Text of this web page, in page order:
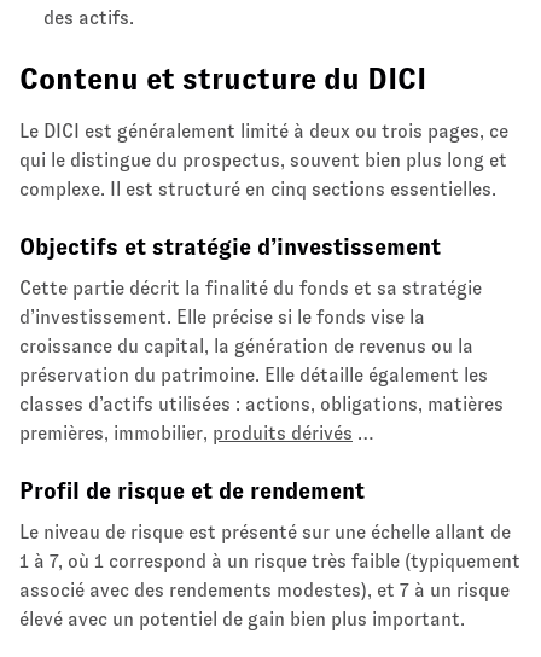
des actifs.
Contenu et structure du DICI
Le DICI est généralement limité à deux ou trois pages, ce
qui le distingue du prospectus, souvent bien plus long et
complexe. Il est structuré en cinq sections essentielles.
Objectifs et stratégie d’investissement
Cette partie décrit la finalité du fonds et sa stratégie
d’investissement. Elle précise si le fonds vise la
croissance du capital, la génération de revenus ou la
préservation du patrimoine. Elle détaille également les
classes d’actifs utilisées : actions, obligations, matières
premières, immobilier, produits dérivés …
Profil de risque et de rendement
Le niveau de risque est présenté sur une échelle allant de
1 à 7, où 1 correspond à un risque très faible (typiquement
associé avec des rendements modestes), et 7 à un risque
élevé avec un potentiel de gain bien plus important.